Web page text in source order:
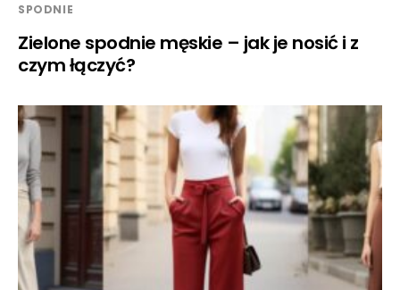
SPODNIE
Zielone spodnie męskie – jak je nosić i z
czym łączyć?